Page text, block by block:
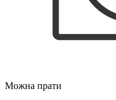
Можна прати